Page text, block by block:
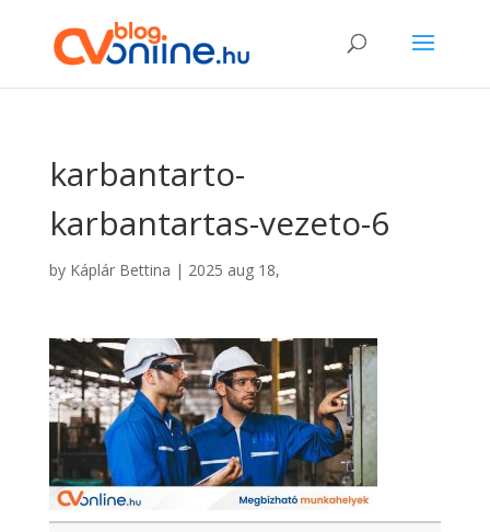
karbantarto-
karbantartas-vezeto-6
by Káplár Bettina | 2025 aug 18,